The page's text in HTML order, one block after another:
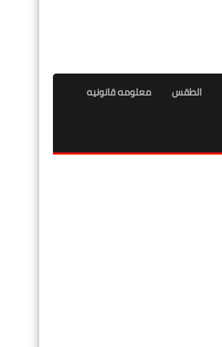
الطقس معلومه قانونيه